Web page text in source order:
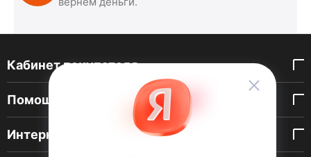
Кабинет покупателя
Помощь покупателю
Интернет-магазин